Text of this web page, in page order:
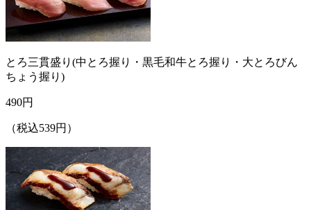
とろ三貫盛り(中とろ握り・黒毛和牛とろ握り・大とろびん
ちょう握り)
490円
（税込539円）